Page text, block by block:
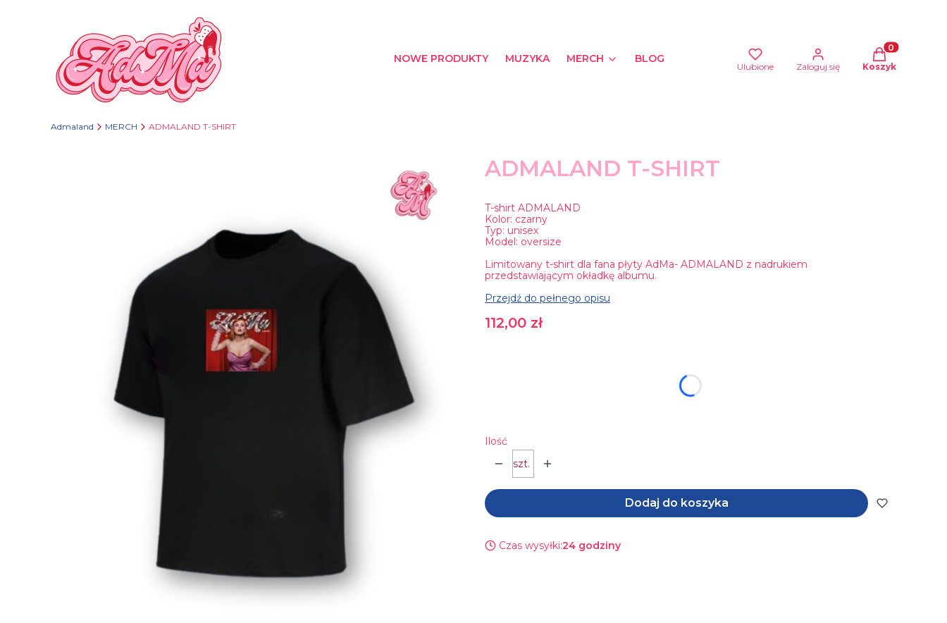
NOWE PRODUKTY MUZYKA MERCH BLOG
Ulubione Zaloguj się
Produkty w
Koszyk
Admaland MERCH ADMALAND T-SHIRT
ADMALAND T-SHIRT
T-shirt ADMALAND
Kolor: czarny
Typ: unisex
Model: oversize
Limitowany t-shirt dla fana płyty AdMa- ADMALAND z nadrukiem
przedstawiającym okładkę albumu.
Przejdź do pełnego opisu
Cena
112,00 zł
Ilość
szt.
Dodaj do koszyka
Czas wysyłki:24 godziny